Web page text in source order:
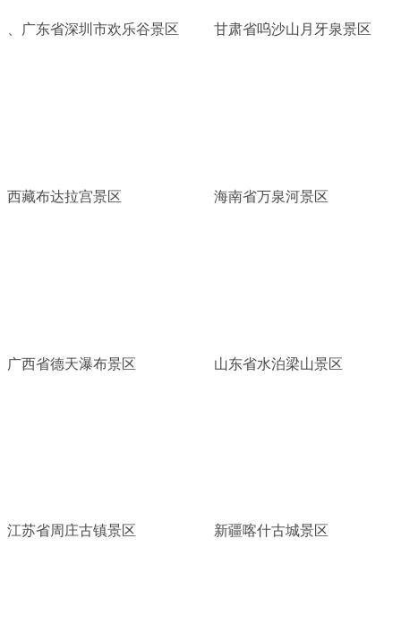
、广东省深圳市欢乐谷景区 甘肃省呜沙山月牙泉景区
西藏布达拉宫景区 海南省万泉河景区
广西省德天瀑布景区 山东省水泊梁山景区
江苏省周庄古镇景区 新疆喀什古城景区